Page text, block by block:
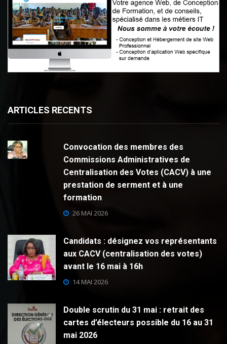
ARTICLES RECENTS
Convocation des membres des
Commissions Administratives de
Centralisation des Votes (CACV) à une
prestation de serment et à une
formation
26 MAI 2026
Candidats : désignez vos représentants
aux CACV (centralisation des votes)
avant le 16 mai à 16h
14 MAI 2026
Double scrutin du 31 mai : retrait des
cartes d’électeurs possible du 16 au 31
mai 2026